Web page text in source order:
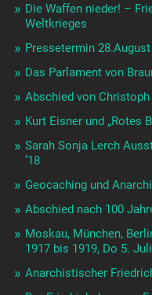
Die Waffen nieder! –
Weltkrieges
Pressetermin
Das Parlament von
Abschied von
Kurt Eisner und „Rotes
Sarah Sonja Lerch
’18
Geocaching und
Abschied nach 100
Moskau, München,
1917 bis 1919, Do 5. Juli
Anarchistischer